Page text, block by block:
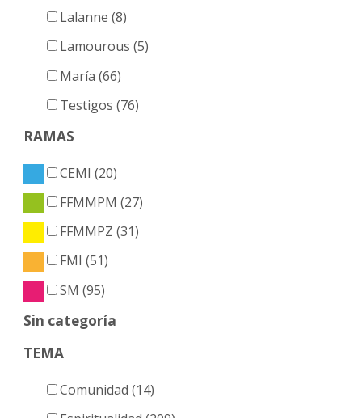
Lalanne (8)
Lamourous (5)
María (66)
Testigos (76)
RAMAS
CEMI (20)
FFMMPM (27)
FFMMPZ (31)
FMI (51)
SM (95)
Sin categoría
TEMA
Comunidad (14)